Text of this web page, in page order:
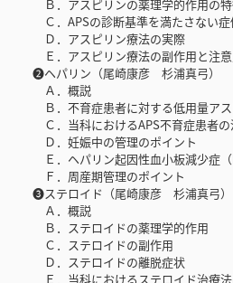
Ｂ．アスピリンの薬理学的作用の
Ｃ．APSの診断基準を満たさない症
Ｄ．アスピリン療法の実際
Ｅ．アスピリン療法の副作用と注意
❷ヘパリン（尾崎康彦 杉浦真弓）
Ａ．概説
Ｂ．不育症患者に対する低用量アス
Ｃ．当科におけるAPS不育症患者の
Ｄ．妊娠中の管理のポイント
Ｅ．ヘパリン起因性血小板減少症（
Ｆ．周産期管理のポイント
❸ステロイド（尾崎康彦 杉浦真弓）
Ａ．概説
Ｂ．ステロイドの薬理学的作用
Ｃ．ステロイドの副作用
Ｄ．ステロイドの離脱症状
Ｅ．当科におけるステロイド治療法